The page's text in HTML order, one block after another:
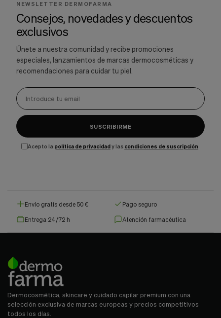
NEWSLETTER DERMOFARMA
Consejos, novedades y descuentos
exclusivos
Únete a nuestra comunidad y recibe promociones
especiales, lanzamientos de marcas dermocosméticas y
recomendaciones para cuidar tu piel.
SUSCRIBIRME
Acepto la política de privacidady las condiciones de suscripción
Envío gratis desde 50 € Pago seguro
Entrega 24/72 h Atención farmacéutica
Dermocosmética, skincare y cuidado capilar premium con una
selección exclusiva de marcas europeas y precios competitivos
todos los días.